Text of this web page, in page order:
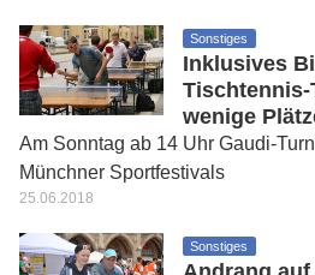
Sonstiges
Inklusives
wenige
Am Sonntag ab 14 Uhr Gaudi-
Münchner Sportfestivals
25.06.2018
Sonstiges